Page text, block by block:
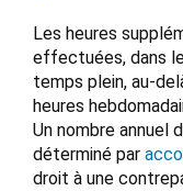
Les heures
effectuées, dans
temps plein, au-
heures
Un nombre annuel
déterminé par
droit à une